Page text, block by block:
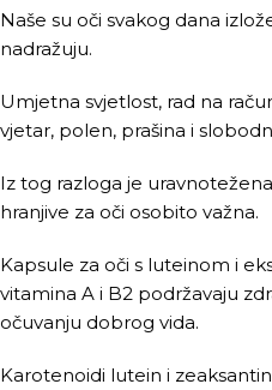
Naše su oči svakog dana
nadražuju.
Umjetna svjetlost, rad na
vjetar, polen, prašina i
Iz tog razloga je
hranjive za oči osobito važna.
Kapsule za oči s luteinom i
vitamina A i B2 podržavaju
očuvanju dobrog vida.
Karotenoidi lutein i